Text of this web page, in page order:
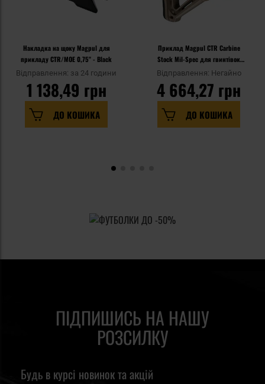
Накладка на щоку Magpul для
прикладу CTR/MOE 0,75" - Black
Відправлення: за 24 години
1 138,49 грн
ДО КОШИКА
Приклад Magpul CTR Carbine
Stock Mil-Spec для гвинтівок
AR15-M4 - Flat Dark Earth
Відправлення: Негайно
4 664,27 грн
ДО КОШИКА
ПІДПИШИСЬ НА НАШУ
РОЗСИЛКУ
Будь в курсі новинок та акцій